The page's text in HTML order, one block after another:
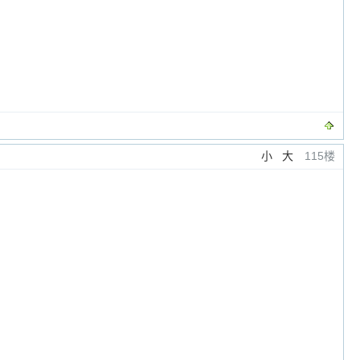
小 大 115楼